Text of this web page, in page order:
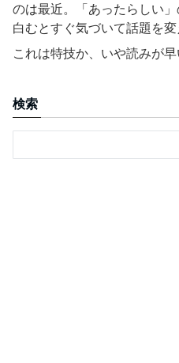
のは最近。「あったらしい
白むとすぐ気づいて話題を変
これは特技か、いや読みが早
検索